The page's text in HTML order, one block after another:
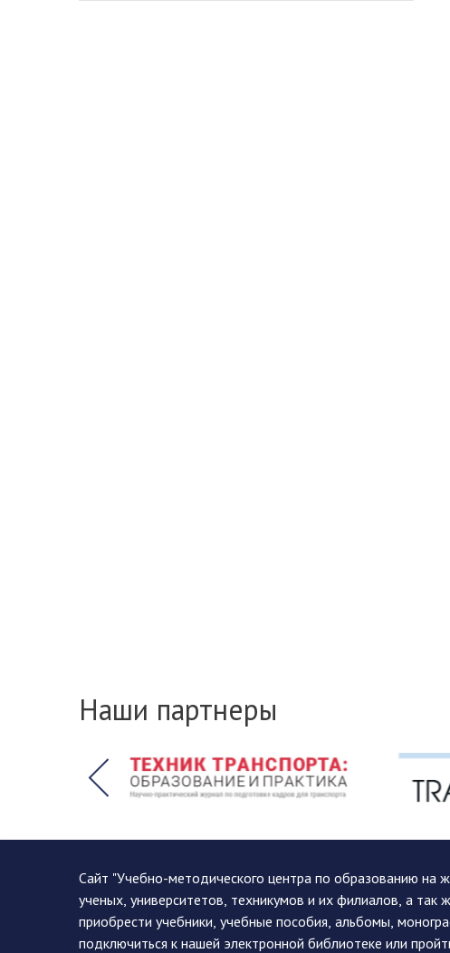
Наши партнеры
Сайт "Учебно-методического центра по образованию
ученых, университетов, техникумов и их филиалов, а
приобрести учебники, учебные пособия, альбомы,
подключиться к нашей электронной библиотеке или